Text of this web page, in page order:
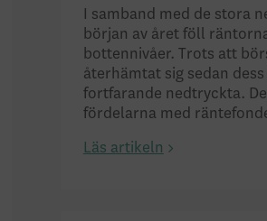
I samband med de stora
början av året föll
bottennivåer. Trots att
återhämtat sig sedan
fortfarande nedtryckta.
fördelarna med
Läs artikeln